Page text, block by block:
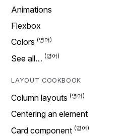
Animations
Flexbox
Colors
See all…
LAYOUT COOKBOOK
Column layouts
Centering an element
Card component